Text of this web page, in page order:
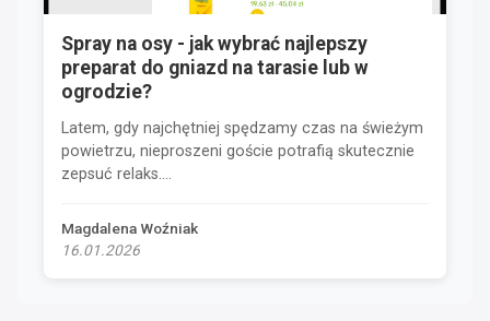
Spray na osy - jak wybrać najlepszy
preparat do gniazd na tarasie lub w
ogrodzie?
Latem, gdy najchętniej spędzamy czas na świeżym
powietrzu, nieproszeni goście potrafią skutecznie
zepsuć relaks....
Magdalena Woźniak
16.01.2026